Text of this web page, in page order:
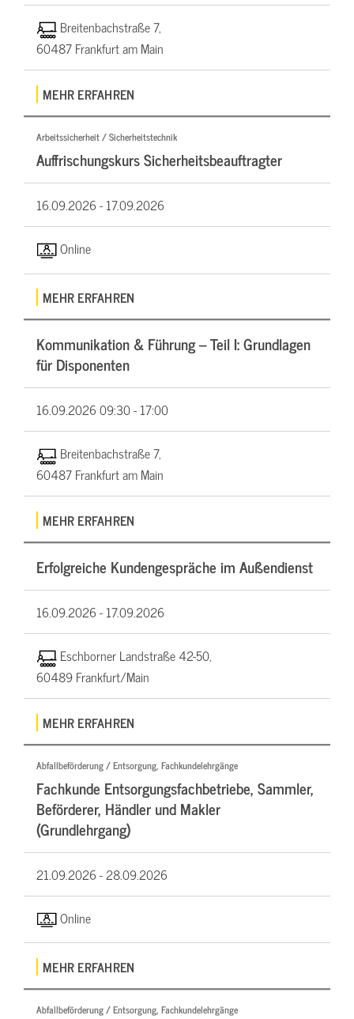
Breitenbachstraße 7,
60487 Frankfurt am Main
MEHR ERFAHREN
Arbeitssicherheit / Sicherheitstechnik
Auffrischungskurs Sicherheitsbeauftragter
16.09.2026 -17.09.2026
Online
MEHR ERFAHREN
Kommunikation & Führung – Teil I: Grundlagen
für Disponenten
16.09.202609:30 - 17:00
Breitenbachstraße 7,
60487 Frankfurt am Main
MEHR ERFAHREN
Erfolgreiche Kundengespräche im Außendienst
16.09.2026 -17.09.2026
Eschborner Landstraße 42-50,
60489 Frankfurt/Main
MEHR ERFAHREN
Abfallbeförderung / Entsorgung, Fachkundelehrgänge
Fachkunde Entsorgungsfachbetriebe, Sammler,
Beförderer, Händler und Makler
(Grundlehrgang)
21.09.2026 -28.09.2026
Online
MEHR ERFAHREN
Abfallbeförderung / Entsorgung, Fachkundelehrgänge